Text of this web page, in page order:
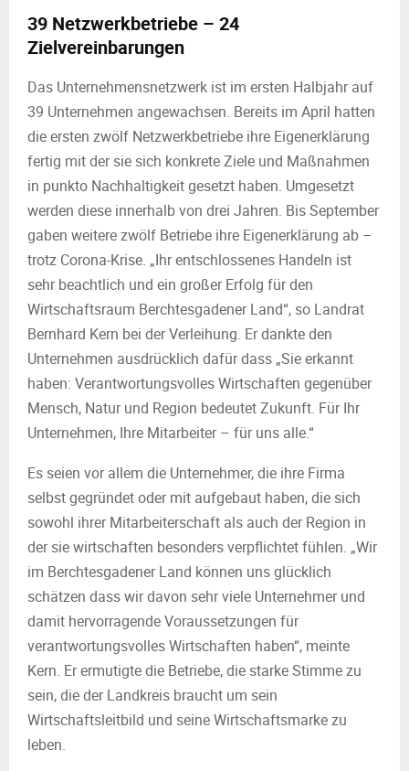
39 Netzwerkbetriebe – 24
Zielvereinbarungen
Das Unternehmensnetzwerk ist im ersten Halbjahr auf
39 Unternehmen angewachsen. Bereits im April hatten
die ersten zwölf Netzwerkbetriebe ihre Eigenerklärung
fertig mit der sie sich konkrete Ziele und Maßnahmen
in punkto Nachhaltigkeit gesetzt haben. Umgesetzt
werden diese innerhalb von drei Jahren. Bis September
gaben weitere zwölf Betriebe ihre Eigenerklärung ab –
trotz Corona-Krise. „Ihr entschlossenes Handeln ist
sehr beachtlich und ein großer Erfolg für den
Wirtschaftsraum Berchtesgadener Land“, so Landrat
Bernhard Kern bei der Verleihung. Er dankte den
Unternehmen ausdrücklich dafür dass „Sie erkannt
haben: Verantwortungsvolles Wirtschaften gegenüber
Mensch, Natur und Region bedeutet Zukunft. Für Ihr
Unternehmen, Ihre Mitarbeiter – für uns alle.“
Es seien vor allem die Unternehmer, die ihre Firma
selbst gegründet oder mit aufgebaut haben, die sich
sowohl ihrer Mitarbeiterschaft als auch der Region in
der sie wirtschaften besonders verpflichtet fühlen. „Wir
im Berchtesgadener Land können uns glücklich
schätzen dass wir davon sehr viele Unternehmer und
damit hervorragende Voraussetzungen für
verantwortungsvolles Wirtschaften haben“, meinte
Kern. Er ermutigte die Betriebe, die starke Stimme zu
sein, die der Landkreis braucht um sein
Wirtschaftsleitbild und seine Wirtschaftsmarke zu
leben.